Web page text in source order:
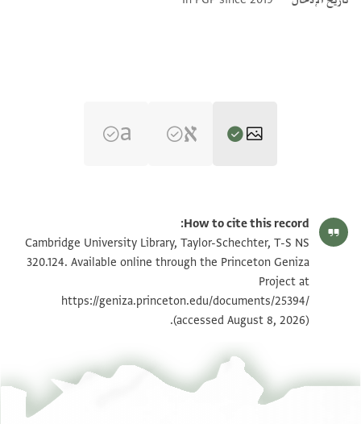
T-S NS 320.124 1v تكبير و تدوير
بيان أذونات الصورة
How to cite this record:
Cambridge University Library, Taylor-Schechter, T-S NS
320.124. Available online through the Princeton Geniza
Project at
https://geniza.princeton.edu/documents/25394/
(accessed August 8, 2026).